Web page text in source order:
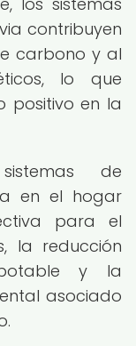
contribuyen
carbono y al
lo que
positivo en la
de
en el hogar
para el
la reducción
y la
asociado